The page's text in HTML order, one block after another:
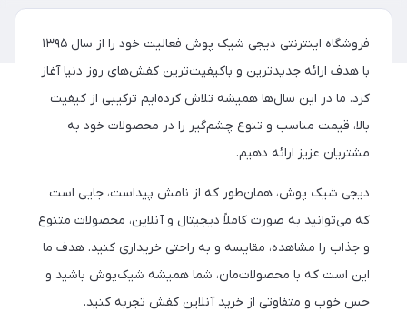
فروشگاه اینترنتی دیجی شیک پوش فعالیت خود را از سال ۱۳۹۵
با هدف ارائه جدیدترین و باکیفیت‌ترین کفش‌های روز دنیا آغاز
کرد. ما در این سال‌ها همیشه تلاش کرده‌ایم ترکیبی از کیفیت
بالا، قیمت مناسب و تنوع چشم‌گیر را در محصولات خود به
مشتریان عزیز ارائه دهیم.
دیجی شیک پوش، همان‌طور که از نامش پیداست، جایی است
که می‌توانید به صورت کاملاً دیجیتال و آنلاین، محصولات متنوع
و جذاب را مشاهده، مقایسه و به راحتی خریداری کنید. هدف ما
این است که با محصولات‌مان، شما همیشه شیک‌پوش باشید و
حس خوب و متفاوتی از خرید آنلاین کفش تجربه کنید.